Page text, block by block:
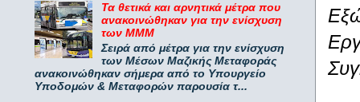
Τα θετικά και αρνητικά μέτρα που
ανακοινώθηκαν για την ενίσχυση
των ΜΜΜ
Σειρά από μέτρα για την ενίσχυση
των Μέσων Μαζικής Μεταφοράς
ανακοινώθηκαν σήμερα από το Υπουργείο
Υποδομών & Μεταφορών παρουσία τ...